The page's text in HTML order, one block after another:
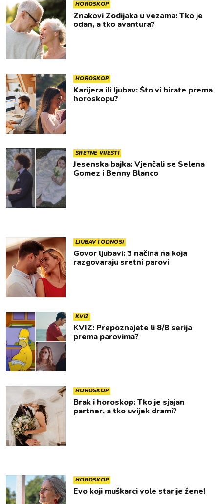
HOROSKOP
Znakovi Zodijaka u vezama: Tko je
odan, a tko avantura?
HOROSKOP
Karijera ili ljubav: Što vi birate prema
horoskopu?
SRETNE VIJESTI
Jesenska bajka: Vjenčali se Selena
Gomez i Benny Blanco
LJUBAV I ODNOSI
Govor ljubavi: 3 načina na koja
razgovaraju sretni parovi
KVIZ
KVIZ: Prepoznajete li 8/8 serija
prema parovima?
HOROSKOP
Brak i horoskop: Tko je sjajan
partner, a tko uvijek drami?
HOROSKOP
Evo koji muškarci vole starije žene!